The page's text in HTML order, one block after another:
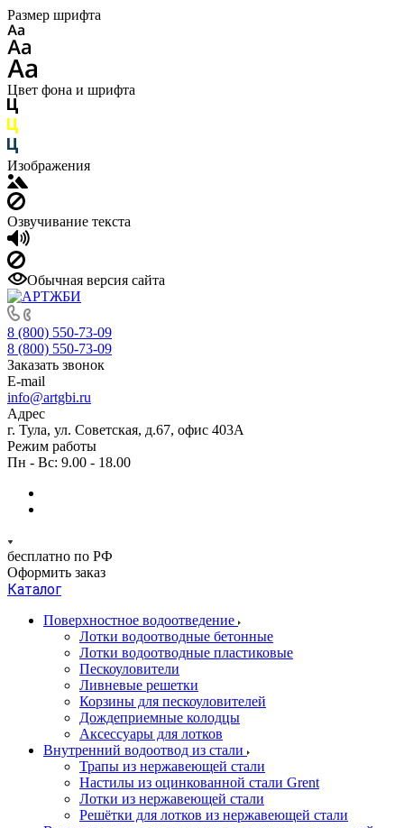
Размер шрифта
Цвет фона и шрифта
Изображения
Озвучивание текста
Обычная версия сайта
8 (800) 550-73-09
8 (800) 550-73-09
Заказать звонок
E-mail
info@artgbi.ru
Адрес
г. Тула, ул. Советская, д.67, офис 403А
Режим работы
Пн - Вс: 9.00 - 18.00
бесплатно по РФ
Оформить заказ
Каталог
Поверхностное водоотведение
Лотки водоотводные бетонные
Лотки водоотводные пластиковые
Пескоуловители
Ливневые решетки
Корзины для пескоуловителей
Дождеприемные колодцы
Аксессуары для лотков
Внутренний водоотвод из стали
Трапы из нержавеющей стали
Настилы из оцинкованной стали Grent
Лотки из нержавеющей стали
Решётки для лотков из нержавеющей стали